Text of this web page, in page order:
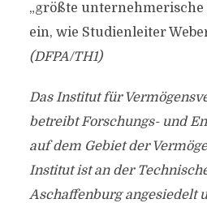
„größte
ein, wie Studienleiter
(DFPA/TH1)
Das Institut für
betreibt Forschungs- und
auf dem Gebiet der
Institut ist an der
Aschaffenburg angesiedelt